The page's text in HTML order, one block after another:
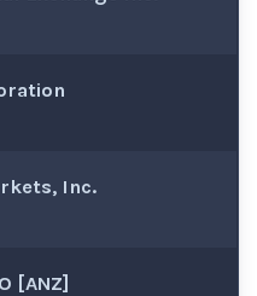
Inc.
[ANZ]